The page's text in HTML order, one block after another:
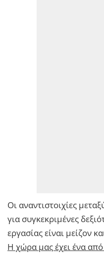
Οι αναντιστοιχίες
για συγκεκριμένες
εργασίας είναι μείζον
Η χώρα μας έχει ένα